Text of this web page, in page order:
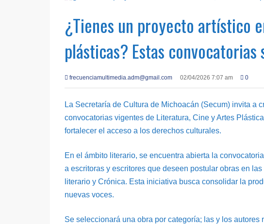
¿Tienes un proyecto artístico
plásticas? Estas convocatorias
frecuenciamultimedia.adm@gmail.com 02/04/2026 7:07 am 0
La Secretaría de Cultura de Michoacán (Secum) invita a
convocatorias vigentes de Literatura, Cine y Artes
fortalecer el acceso a los derechos culturales.
En el ámbito literario, se encuentra abierta la
a escritoras y escritores que deseen postular obras en
literario y Crónica. Esta iniciativa busca consolidar la
nuevas voces.
Se seleccionará una obra por categoría; las y los